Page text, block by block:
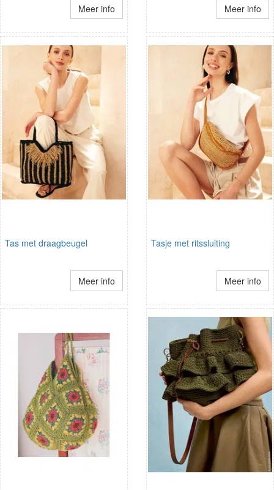
Meer info Meer info
Tas met draagbeugel
Meer info
Tasje met ritssluiting
Meer info